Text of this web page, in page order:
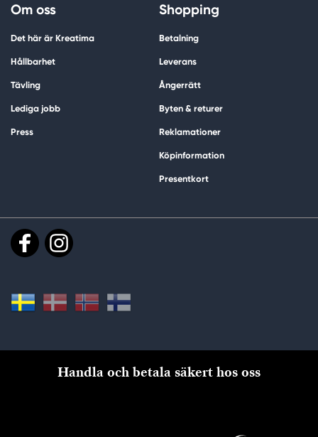
Om oss
Det här är Kreatima
Hållbarhet
Tävling
Lediga jobb
Press
Shopping
Betalning
Leverans
Ångerrätt
Byten & returer
Reklamationer
Köpinformation
Presentkort
Handla och betala säkert hos oss